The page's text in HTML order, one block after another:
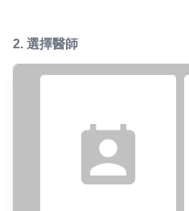
2. 選擇醫師